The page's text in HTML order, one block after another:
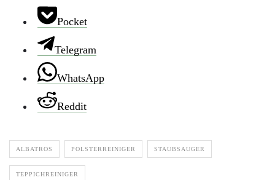
Pocket
Telegram
WhatsApp
Reddit
ALBATROS POLSTERREINIGER STAUBSAUGER
TEPPICHREINIGER